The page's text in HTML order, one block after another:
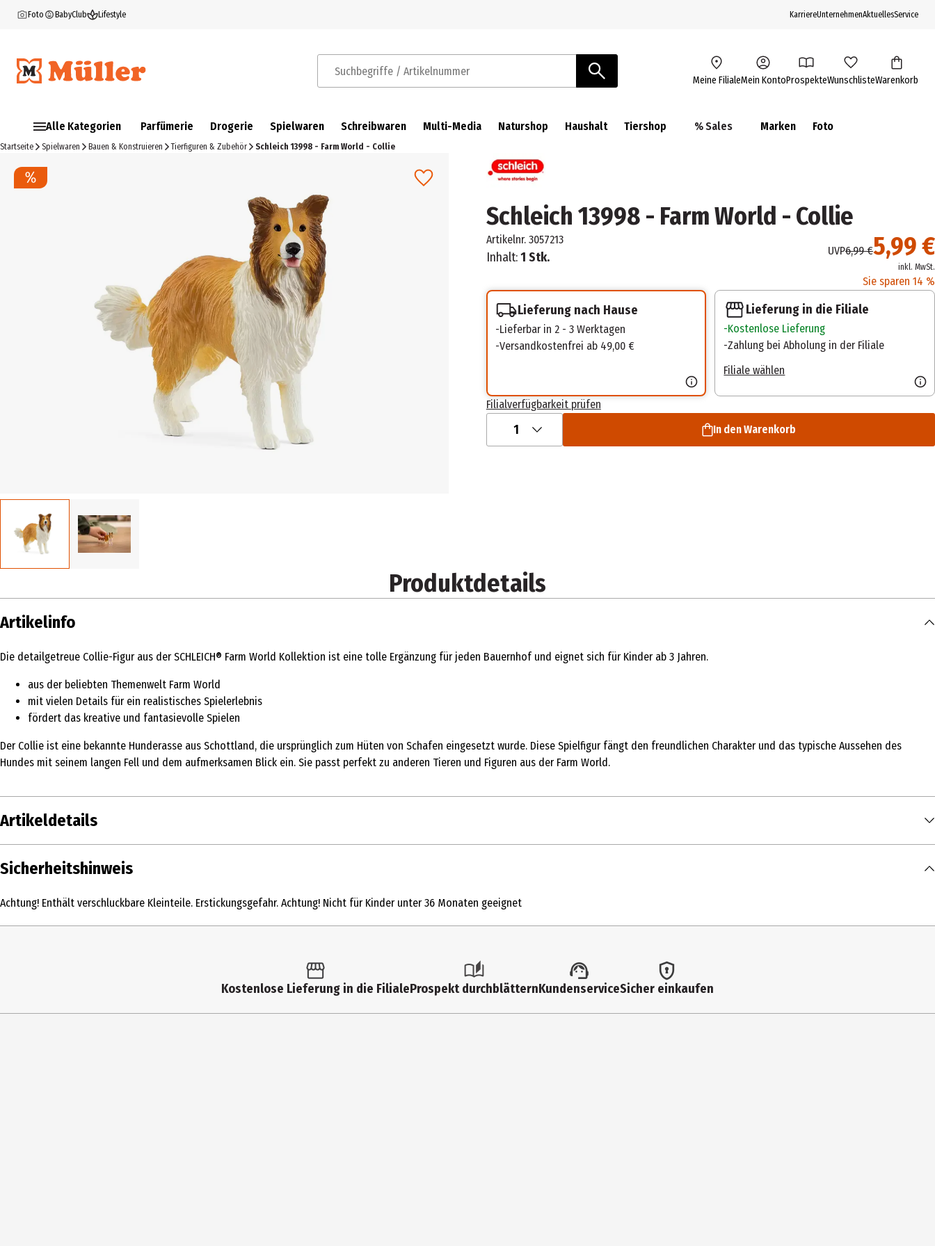
Foto BabyClub Lifestyle KarriereUnternehmenAktuellesService
Suchbegriffe / Artikelnummer Meine FilialeMein KontoProspekteWunschlisteWarenkorb
Alle Kategorien Parfümerie Drogerie Spielwaren Schreibwaren Multi-Media Naturshop Haushalt Tiershop % Sales Marken Foto
Startseite Spielwaren Bauen & Konstruieren Tierfiguren & Zubehör Schleich 13998 - Farm World - Collie
Schleich 13998 - Farm World - Collie
Artikelnr. 3057213
Inhalt:1 Stk. 5,99 €
UVP6,99 €
inkl. MwSt.
Sie sparen 14 %
Lieferung nach Hause
Lieferbar in 2 - 3 Werktagen
Versandkostenfrei ab 49,00 €
Lieferung in die Filiale
Kostenlose Lieferung
Zahlung bei Abholung in der Filiale
Filiale wählen
Filialverfügbarkeit prüfen
1 In den Warenkorb
Produktdetails
Artikelinfo
Die detailgetreue Collie-Figur aus der SCHLEICH® Farm World Kollektion ist eine tolle Ergänzung für jeden Bauernhof und eignet sich für Kinder ab 3 Jahren.
aus der beliebten Themenwelt Farm World
mit vielen Details für ein realistisches Spielerlebnis
fördert das kreative und fantasievolle Spielen
Der Collie ist eine bekannte Hunderasse aus Schottland, die ursprünglich zum Hüten von Schafen eingesetzt wurde. Diese Spielfigur fängt den freundlichen Charakter und das typische Aussehen des
Hundes mit seinem langen Fell und dem aufmerksamen Blick ein. Sie passt perfekt zu anderen Tieren und Figuren aus der Farm World.
Artikeldetails
Inhalt
13998
Sicherheitshinweis
Achtung! Enthält verschluckbare Kleinteile. Erstickungsgefahr. Achtung! Nicht für Kinder unter 36 Monaten geeignet
Kostenlose Lieferung in die FilialeProspekt durchblätternKundenserviceSicher einkaufen